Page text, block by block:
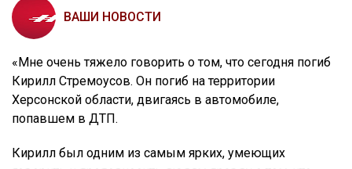
ВАШИ НОВОСТИ
«Мне очень тяжело говорить о том, что сегодня погиб
Кирилл Стремоусов. Он погиб на территории
Херсонской области, двигаясь в автомобиле,
попавшем в ДТП.
Кирилл был одним из самым ярких, умеющих